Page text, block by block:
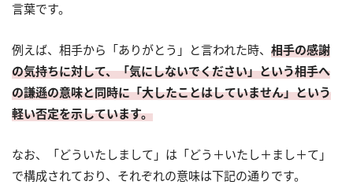
言葉です。
例えば、相手から「ありがとう」と言われた時、 相手の感謝
の気持ちに対して、「気にしないでください」という相手へ
の謙遜の意味と同時に「大したことはしていません」という
軽い否定を示しています。
なお、「どういたしまして」は「どう＋いたし＋まし＋て」
で構成されており、それぞれの意味は下記の通りです。